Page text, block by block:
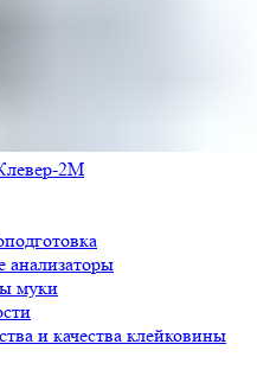
2М
анализаторы
муки
и качества клейковины